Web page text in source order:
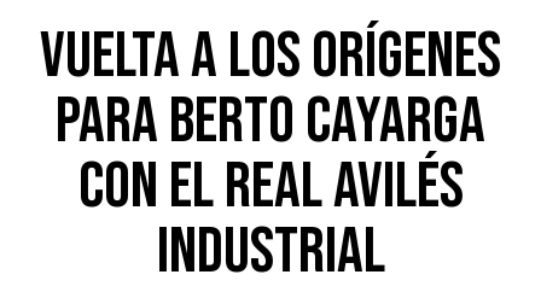
Vuelta a los orígenes
para Berto Cayarga
con el Real Avilés
Industrial